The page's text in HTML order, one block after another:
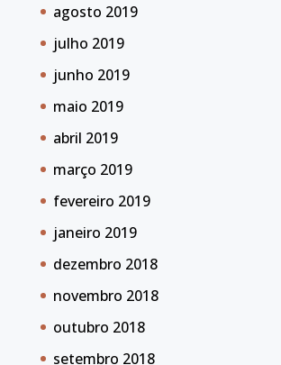
agosto 2019
julho 2019
junho 2019
maio 2019
abril 2019
março 2019
fevereiro 2019
janeiro 2019
dezembro 2018
novembro 2018
outubro 2018
setembro 2018